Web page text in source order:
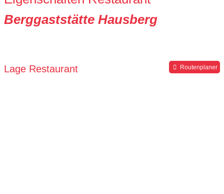
Berggaststätte Hausberg
Lage Restaurant Routenplaner